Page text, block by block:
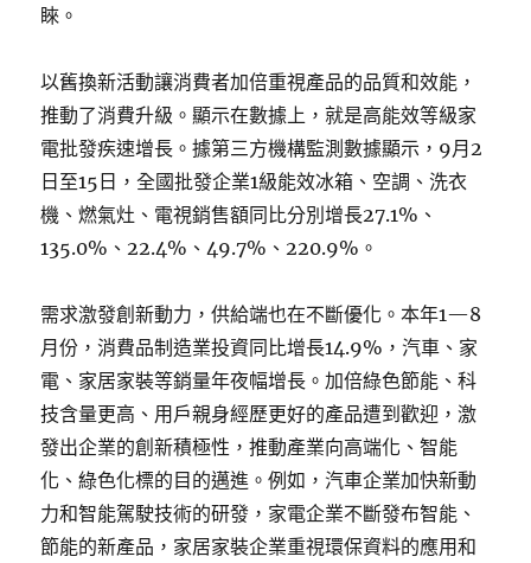
睞。
以舊換新活動讓消費者加倍重視產品的品質和效能，
推動了消費升級。顯示在數據上，就是高能效等級家
電批發疾速增長。據第三方機構監測數據顯示，9月2
日至15日，全國批發企業1級能效冰箱、空調、洗衣
機、燃氣灶、電視銷售額同比分別增長27.1%、
135.0%、22.4%、49.7%、220.9%。
需求激發創新動力，供給端也在不斷優化。本年1—8
月份，消費品制造業投資同比增長14.9%，汽車、家
電、家居家裝等銷量年夜幅增長。加倍綠色節能、科
技含量更高、用戶親身經歷更好的產品遭到歡迎，激
發出企業的創新積極性，推動產業向高端化、智能
化、綠色化標的目的邁進。例如，汽車企業加快新動
力和智能駕駛技術的研發，家電企業不斷發布智能、
節能的新產品，家居家裝企業重視環保資料的應用和